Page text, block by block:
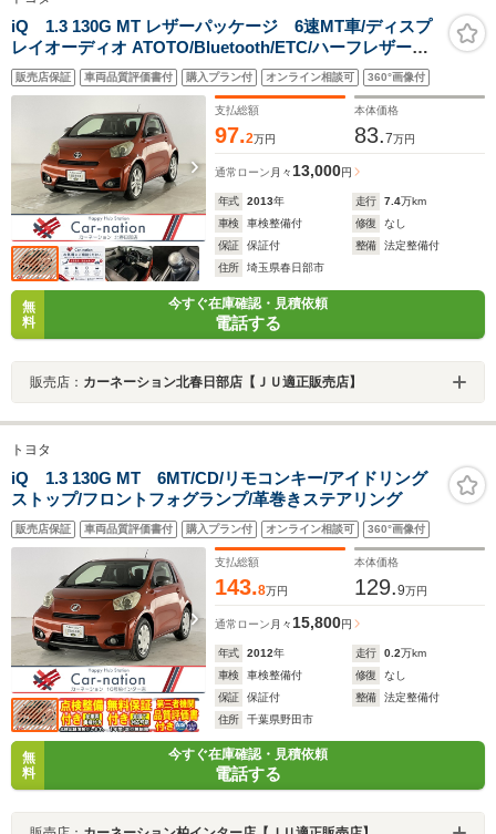
iQ 1.3 130G MT レザーパッケージ 6速MT車/ディスプ
レイオーディオ ATOTO/Bluetooth/ETC/ハーフレザーシ
ート/バックモニター/LEDヘッドランプ/LEDフォグラン
プ/ドライブレコーダー/i-stop/純正16インチアルミ/横滑り
販売店保証 車両品質評価書付 購入プラン付 オンライン相談可 360°画像付
支払総額
97.2万円
本体価格
83.7万円
通常ローン 月々 13,000円
年式 2013年 走行 7.4万km
車検
車検整備付 修復
なし
保証
保証付 整備
法定整備付
住所
埼玉県春日部市
無
料
今すぐ在庫確認・見積依頼
電話する
販売店： カーネーション北春日部店【ＪＵ適正販売店】
トヨタ
iQ 1.3 130G MT 6MT/CD/リモコンキー/アイドリング
ストップ/フロントフォグランプ/革巻きステアリング
販売店保証 車両品質評価書付 購入プラン付 オンライン相談可 360°画像付
支払総額
143.8万円
本体価格
129.9万円
通常ローン 月々 15,800円
年式 2012年 走行 0.2万km
車検
車検整備付 修復
なし
保証
保証付 整備
法定整備付
住所
千葉県野田市
無
料
今すぐ在庫確認・見積依頼
電話する